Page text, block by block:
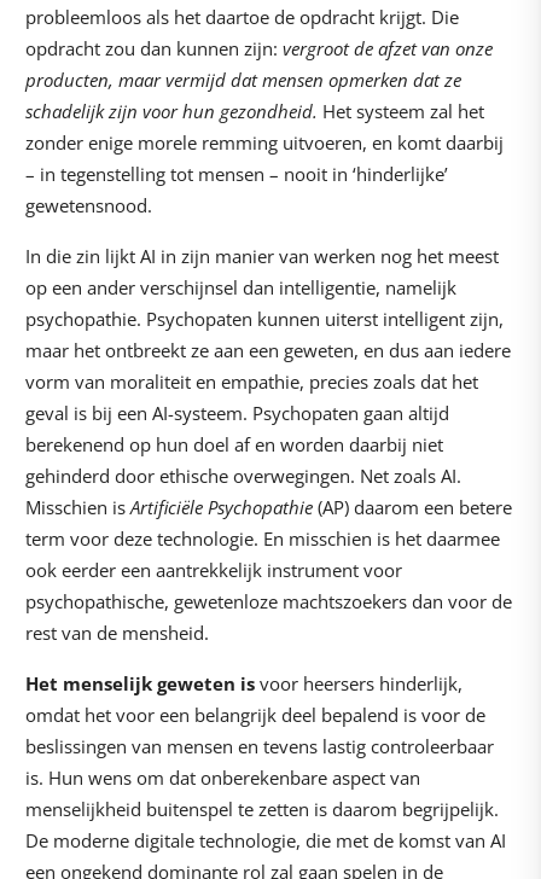
probleemloos als het daartoe de opdracht krijgt. Die
opdracht zou dan kunnen zijn: vergroot de afzet van onze
producten, maar vermijd dat mensen opmerken dat ze
schadelijk zijn voor hun gezondheid. Het systeem zal het
zonder enige morele remming uitvoeren, en komt daarbij
– in tegenstelling tot mensen – nooit in ‘hinderlijke’
gewetensnood.
In die zin lijkt AI in zijn manier van werken nog het meest
op een ander verschijnsel dan intelligentie, namelijk
psychopathie. Psychopaten kunnen uiterst intelligent zijn,
maar het ontbreekt ze aan een geweten, en dus aan iedere
vorm van moraliteit en empathie, precies zoals dat het
geval is bij een AI-systeem. Psychopaten gaan altijd
berekenend op hun doel af en worden daarbij niet
gehinderd door ethische overwegingen. Net zoals AI.
Misschien isArtificiële Psychopathie (AP) daarom een betere
term voor deze technologie. En misschien is het daarmee
ook eerder een aantrekkelijk instrument voor
psychopathische, gewetenloze machtszoekers dan voor de
rest van de mensheid.
Het menselijk geweten is voor heersers hinderlijk,
omdat het voor een belangrijk deel bepalend is voor de
beslissingen van mensen en tevens lastig controleerbaar
is. Hun wens om dat onberekenbare aspect van
menselijkheid buitenspel te zetten is daarom begrijpelijk.
De moderne digitale technologie, die met de komst van AI
een ongekend dominante rol zal gaan spelen in de